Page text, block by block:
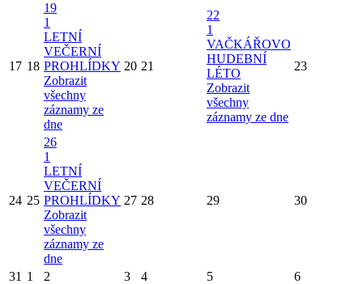
17 18
19
1
LETNÍ
VEČERNÍ
PROHLÍDKY
Zobrazit
všechny
záznamy ze
dne
20 21
22
1
VAČKÁŘOVO
HUDEBNÍ
LÉTO
Zobrazit
všechny
záznamy ze dne
23
24 25
26
1
LETNÍ
VEČERNÍ
PROHLÍDKY
Zobrazit
všechny
záznamy ze
dne
27 28 29 30
31 1 2 3 4 5 6